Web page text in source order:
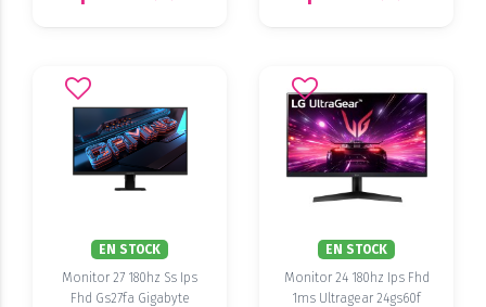
EN STOCK
Monitor 27 180hz Ss Ips
Fhd Gs27fa Gigabyte
EN STOCK
Monitor 24 180hz Ips Fhd
1ms Ultragear 24gs60f